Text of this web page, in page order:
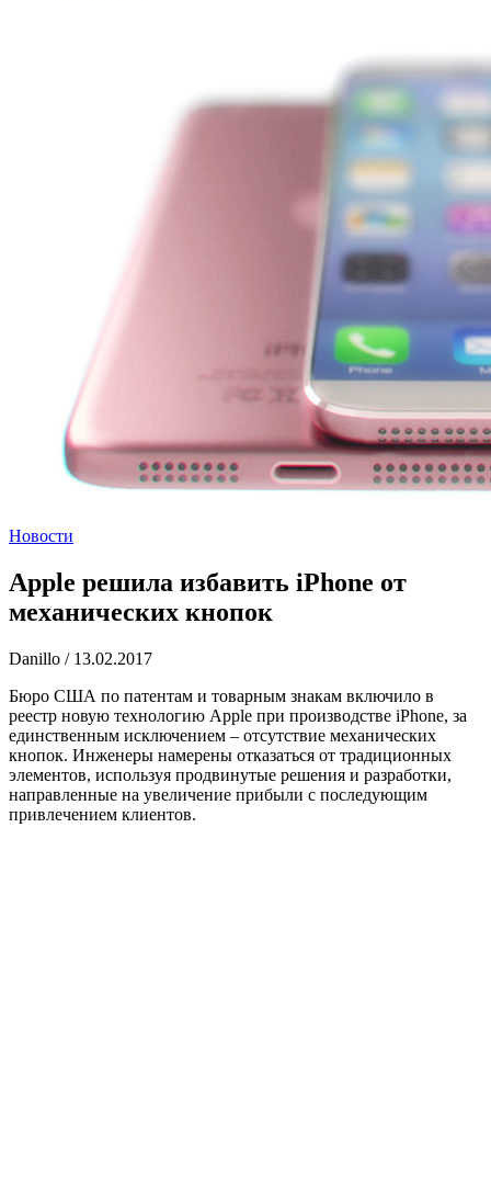
Новости
Apple решила избавить iPhone от
механических кнопок
Danillo / 13.02.2017
Бюро США по патентам и товарным знакам включило в
реестр новую технологию Apple при производстве iPhone, за
единственным исключением – отсутствие механических
кнопок. Инженеры намерены отказаться от традиционных
элементов, используя продвинутые решения и разработки,
направленные на увеличение прибыли с последующим
привлечением клиентов.